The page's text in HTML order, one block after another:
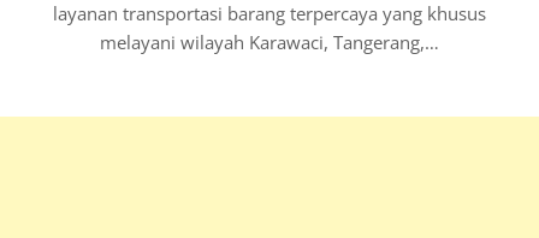
layanan transportasi barang terpercaya yang khusus
melayani wilayah Karawaci, Tangerang,…